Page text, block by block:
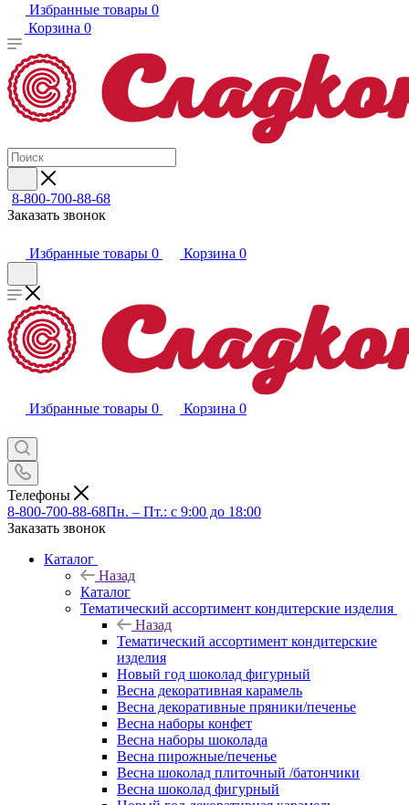
Избранные товары 0
Корзина 0
8-800-700-88-68
Заказать звонок
Избранные товары 0 Корзина 0
Избранные товары 0 Корзина 0
Телефоны
8-800-700-88-68Пн. – Пт.: с 9:00 до 18:00
Заказать звонок
Каталог
Назад
Каталог
Тематический ассортимент кондитерские изделия
Назад
Тематический ассортимент кондитерские
изделия
Новый год шоколад фигурный
Весна декоративная карамель
Весна декоративные пряники/печенье
Весна наборы конфет
Весна наборы шоколада
Весна пирожные/печенье
Весна шоколад плиточный /батончики
Весна шоколад фигурный